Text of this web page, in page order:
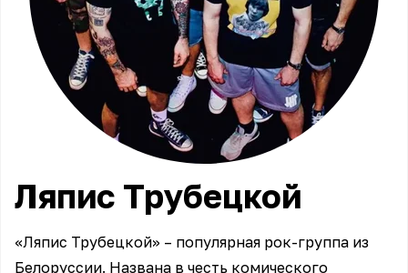
Ляпис Трубецкой
«Ляпис Трубецкой» – популярная рок-группа из
Белоруссии. Названа в честь комического